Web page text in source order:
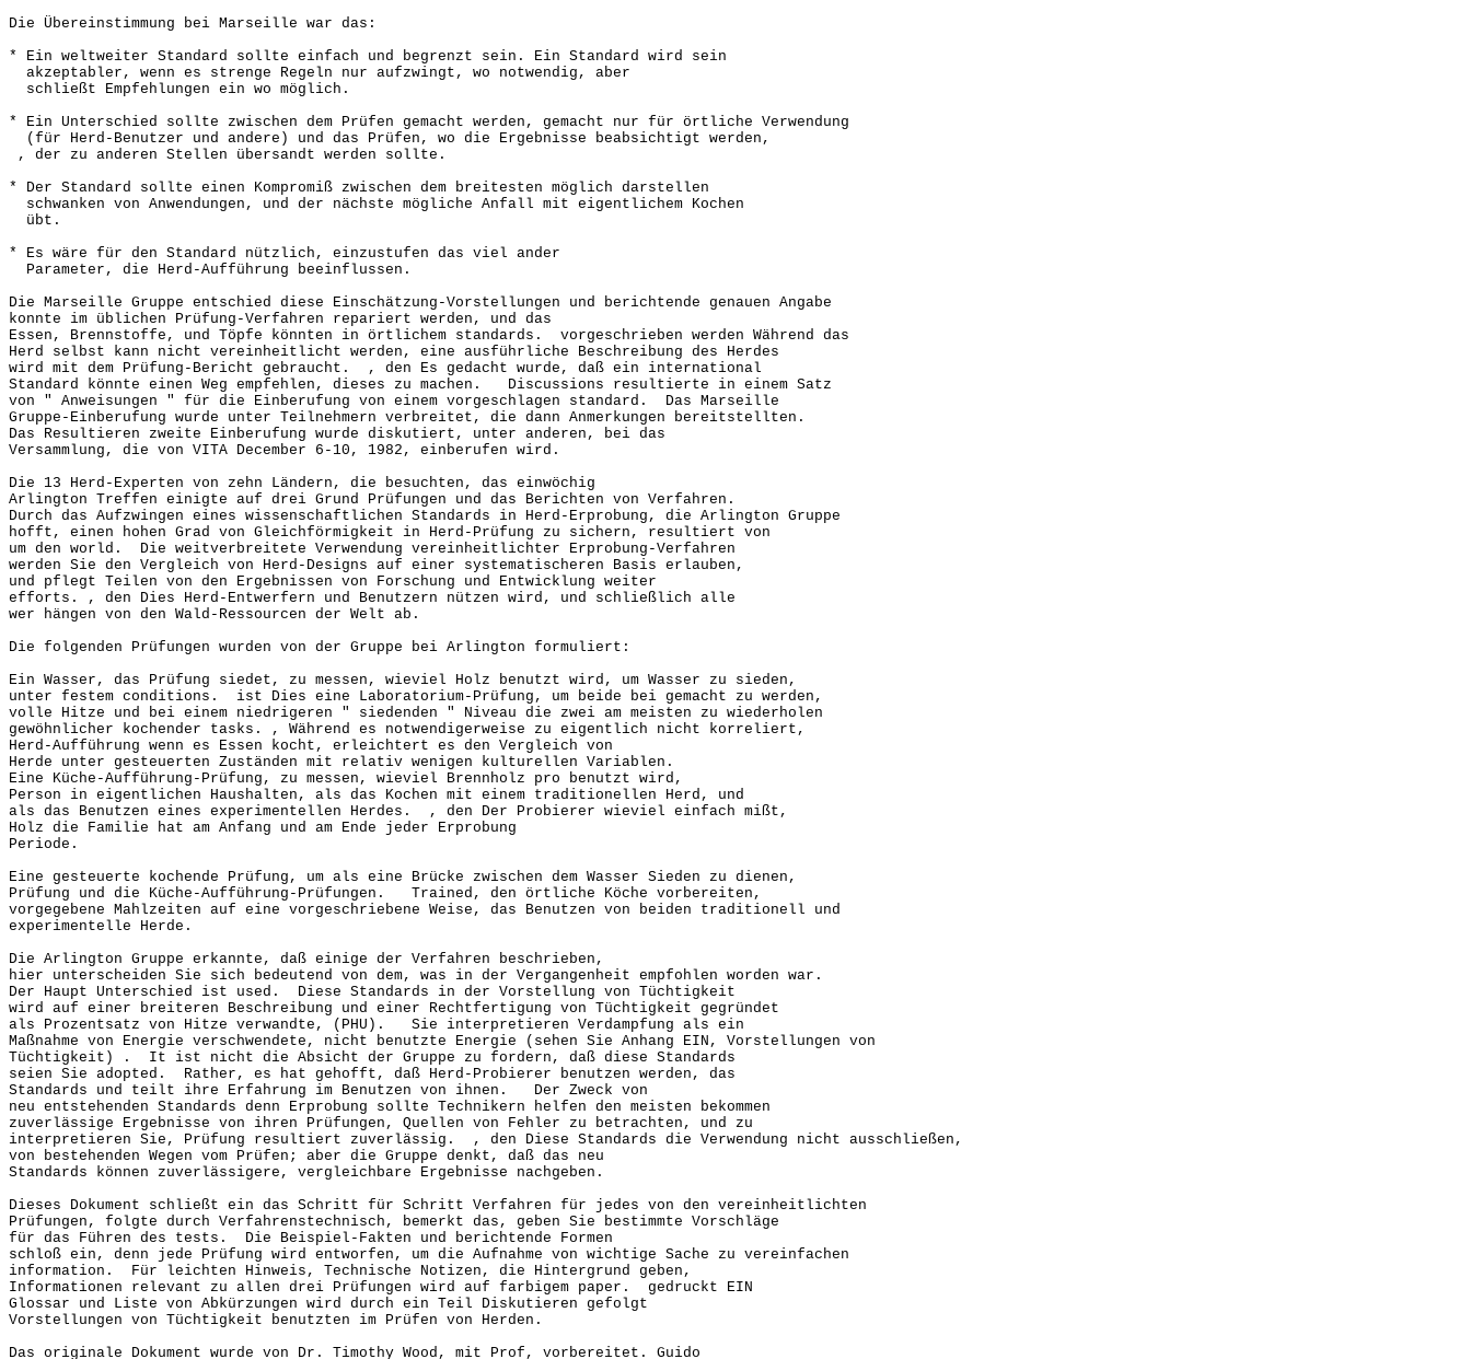
Die Übereinstimmung bei Marseille war das:
* Ein weltweiter Standard sollte einfach und begrenzt sein. Ein Standard wird sein
akzeptabler, wenn es strenge Regeln nur aufzwingt, wo notwendig, aber
schließt Empfehlungen ein wo möglich.
* Ein Unterschied sollte zwischen dem Prüfen gemacht werden, gemacht nur für örtliche Verwendung
(für Herd-Benutzer und andere) und das Prüfen, wo die Ergebnisse beabsichtigt werden,
, der zu anderen Stellen übersandt werden sollte.
* Der Standard sollte einen Kompromiß zwischen dem breitesten möglich darstellen
schwanken von Anwendungen, und der nächste mögliche Anfall mit eigentlichem Kochen
übt.
* Es wäre für den Standard nützlich, einzustufen das viel ander
Parameter, die Herd-Aufführung beeinflussen.
Die Marseille Gruppe entschied diese Einschätzung-Vorstellungen und berichtende genauen Angabe
konnte im üblichen Prüfung-Verfahren repariert werden, und das
Essen, Brennstoffe, und Töpfe könnten in örtlichem standards. vorgeschrieben werden Während das
Herd selbst kann nicht vereinheitlicht werden, eine ausführliche Beschreibung des Herdes
wird mit dem Prüfung-Bericht gebraucht. , den Es gedacht wurde, daß ein international
Standard könnte einen Weg empfehlen, dieses zu machen. Discussions resultierte in einem Satz
von " Anweisungen " für die Einberufung von einem vorgeschlagen standard. Das Marseille
Gruppe-Einberufung wurde unter Teilnehmern verbreitet, die dann Anmerkungen bereitstellten.
Das Resultieren zweite Einberufung wurde diskutiert, unter anderen, bei das
Versammlung, die von VITA December 6-10, 1982, einberufen wird.
Die 13 Herd-Experten von zehn Ländern, die besuchten, das einwöchig
Arlington Treffen einigte auf drei Grund Prüfungen und das Berichten von Verfahren.
Durch das Aufzwingen eines wissenschaftlichen Standards in Herd-Erprobung, die Arlington Gruppe
hofft, einen hohen Grad von Gleichförmigkeit in Herd-Prüfung zu sichern, resultiert von
um den world. Die weitverbreitete Verwendung vereinheitlichter Erprobung-Verfahren
werden Sie den Vergleich von Herd-Designs auf einer systematischeren Basis erlauben,
und pflegt Teilen von den Ergebnissen von Forschung und Entwicklung weiter
efforts. , den Dies Herd-Entwerfern und Benutzern nützen wird, und schließlich alle
wer hängen von den Wald-Ressourcen der Welt ab.
Die folgenden Prüfungen wurden von der Gruppe bei Arlington formuliert:
Ein Wasser, das Prüfung siedet, zu messen, wieviel Holz benutzt wird, um Wasser zu sieden,
unter festem conditions. ist Dies eine Laboratorium-Prüfung, um beide bei gemacht zu werden,
volle Hitze und bei einem niedrigeren " siedenden " Niveau die zwei am meisten zu wiederholen
gewöhnlicher kochender tasks. , Während es notwendigerweise zu eigentlich nicht korreliert,
Herd-Aufführung wenn es Essen kocht, erleichtert es den Vergleich von
Herde unter gesteuerten Zuständen mit relativ wenigen kulturellen Variablen.
Eine Küche-Aufführung-Prüfung, zu messen, wieviel Brennholz pro benutzt wird,
Person in eigentlichen Haushalten, als das Kochen mit einem traditionellen Herd, und
als das Benutzen eines experimentellen Herdes. , den Der Probierer wieviel einfach mißt,
Holz die Familie hat am Anfang und am Ende jeder Erprobung
Periode.
Eine gesteuerte kochende Prüfung, um als eine Brücke zwischen dem Wasser Sieden zu dienen,
Prüfung und die Küche-Aufführung-Prüfungen. Trained, den örtliche Köche vorbereiten,
vorgegebene Mahlzeiten auf eine vorgeschriebene Weise, das Benutzen von beiden traditionell und
experimentelle Herde.
Die Arlington Gruppe erkannte, daß einige der Verfahren beschrieben,
hier unterscheiden Sie sich bedeutend von dem, was in der Vergangenheit empfohlen worden war.
Der Haupt Unterschied ist used. Diese Standards in der Vorstellung von Tüchtigkeit
wird auf einer breiteren Beschreibung und einer Rechtfertigung von Tüchtigkeit gegründet
als Prozentsatz von Hitze verwandte, (PHU). Sie interpretieren Verdampfung als ein
Maßnahme von Energie verschwendete, nicht benutzte Energie (sehen Sie Anhang EIN, Vorstellungen von
Tüchtigkeit) . It ist nicht die Absicht der Gruppe zu fordern, daß diese Standards
seien Sie adopted. Rather, es hat gehofft, daß Herd-Probierer benutzen werden, das
Standards und teilt ihre Erfahrung im Benutzen von ihnen. Der Zweck von
neu entstehenden Standards denn Erprobung sollte Technikern helfen den meisten bekommen
zuverlässige Ergebnisse von ihren Prüfungen, Quellen von Fehler zu betrachten, und zu
interpretieren Sie, Prüfung resultiert zuverlässig. , den Diese Standards die Verwendung nicht ausschließen,
von bestehenden Wegen vom Prüfen; aber die Gruppe denkt, daß das neu
Standards können zuverlässigere, vergleichbare Ergebnisse nachgeben.
Dieses Dokument schließt ein das Schritt für Schritt Verfahren für jedes von den vereinheitlichten
Prüfungen, folgte durch Verfahrenstechnisch, bemerkt das, geben Sie bestimmte Vorschläge
für das Führen des tests. Die Beispiel-Fakten und berichtende Formen
schloß ein, denn jede Prüfung wird entworfen, um die Aufnahme von wichtige Sache zu vereinfachen
information. Für leichten Hinweis, Technische Notizen, die Hintergrund geben,
Informationen relevant zu allen drei Prüfungen wird auf farbigem paper. gedruckt EIN
Glossar und Liste von Abkürzungen wird durch ein Teil Diskutieren gefolgt
Vorstellungen von Tüchtigkeit benutzten im Prüfen von Herden.
Das originale Dokument wurde von Dr. Timothy Wood, mit Prof, vorbereitet. Guido